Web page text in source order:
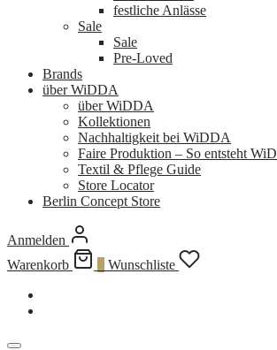
festliche Anlässe
Sale
Sale
Pre-Loved
Brands
über WiDDA
über WiDDA
Kollektionen
Nachhaltigkeit bei WiDDA
Faire Produktion – So entsteht
Textil & Pflege Guide
Store Locator
Berlin Concept Store
Anmelden
Warenkorb
Wunschliste